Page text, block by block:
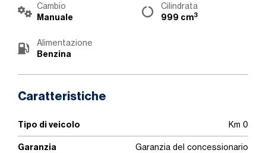
Cambio
Manuale
Cilindrata
999 cm3
Alimentazione
Benzina
Caratteristiche
Tipo di veicolo Km 0
Garanzia Garanzia del concessionario